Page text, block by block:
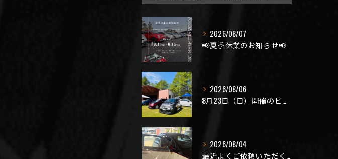
2026/08/07
📢夏季休業のお知らせ📢
2026/08/06
8月23日（日）開催のビーナスラインを走ろうの会 夏の陣
2026/08/04
最近よくご依頼いただく、弊社おすすめメニュー！